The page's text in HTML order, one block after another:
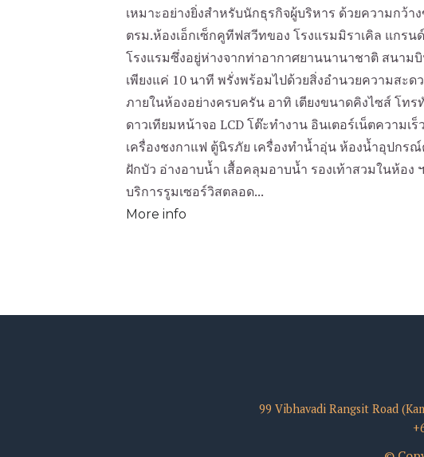
เหมาะอย่างยิ่งสำหรับนักธุรกิจผู้บริหาร ด้วยความกว้า
ตรม.ห้องเอ็กเซ็กคูทีฟสวีทของ โรงแรมมิราเคิล แกรน
โรงแรมซึ่งอยู่ห่างจากท่าอากาศยานนานาชาติ สนาม
เพียงแค่ 10 นาที พรั่งพร้อมไปด้วยสิ่งอำนวยความสะด
ภายในห้องอย่างครบครัน อาทิ เตียงขนาดคิงไซส์ โท
ดาวเทียมหน้าจอ LCD โต๊ะทำงาน อินเตอร์เน็ตความเ
เครื่องชงกาแฟ ตู้นิรภัย เครื่องทำน้ำอุ่น ห้องน้ำอุปกร
ฝักบัว อ่างอาบน้ำ เสื้อคลุมอาบน้ำ รองเท้าสวมในห้อง
บริการรูมเซอร์วิสตลอด...
More info
99 Vibhavadi Rangsit Road